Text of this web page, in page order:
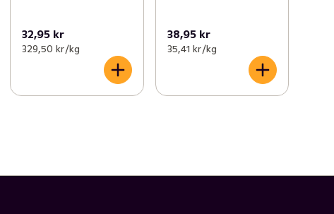
32,95 kr
329,50 kr /kg
38,95 kr
35,41 kr /kg